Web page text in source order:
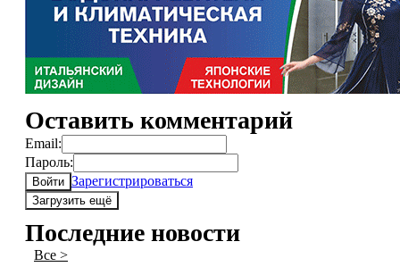
Оставить комментарий
Email:
Пароль:
Войти Зарегистрироваться
Загрузить ещё
Последние новости
Все >